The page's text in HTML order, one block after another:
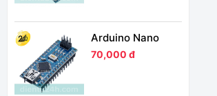
Arduino Nano
70,000 đ